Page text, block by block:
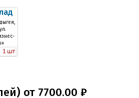
от 7700.00 ₽